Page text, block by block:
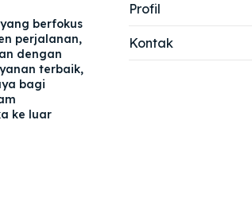
berfokus
perjalanan,
dengan
terbaik,
bagi
ke luar
Profil
Kontak